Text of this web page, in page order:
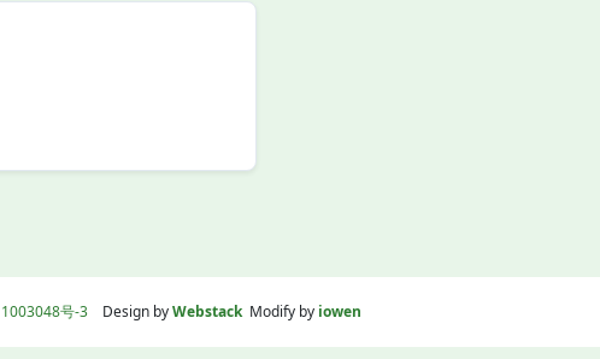
号-3 Design byWebstackModify by iowen